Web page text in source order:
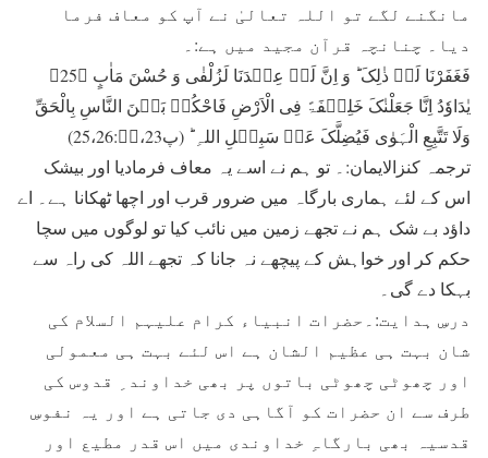
مانگنے لگے تو اللہ تعالیٰ نے آپ کو معاف فرما
دیا۔ چنانچہ قرآن مجید میں ہے:۔
فَغَفَرْنَا لَہٗ ذٰلِکَ ؕ وَ اِنَّ لَہٗ عِنۡدَنَا لَزُلْفٰی وَ حُسْنَ مَاٰبٍ ﴿25﴾
یٰدَاوٗدُ اِنَّا جَعَلْنٰکَ خَلِیۡفَۃً فِی الْاَرْضِ فَاحْکُمۡ بَیۡنَ النَّاسِ بِالْحَقِّ
وَلَا تَتَّبِعِ الْہَوٰی فَیُضِلَّکَ عَنۡ سَبِیۡلِ اللہِ ؕ (پ23،صۤ:25،26)
ترجمہ کنزالایمان:۔ تو ہم نے اسے یہ معاف فرمادیا اور بیشک
اس کے لئے ہماری بارگاہ میں ضرور قرب اور اچھا ٹھکانا ہے۔ اے
داؤد بے شک ہم نے تجھے زمین میں نائب کیا تو لوگوں میں سچا
حکم کر اور خواہش کے پیچھے نہ جانا کہ تجھے اللہ کی راہ سے
بہکا دے گی۔
درسِ ہدایت:۔حضرات انبیاء کرام علیہم السلام کی
شان بہت ہی عظیم الشان ہے اس لئے بہت ہی معمولی
اور چھوٹی چھوٹی باتوں پر بھی خداوند ِ قدوس کی
طرف سے ان حضرات کو آگاہی دی جاتی ہے اور یہ نفوسِ
قدسیہ بھی بارگاہِ خداوندی میں اس قدر مطیع اور